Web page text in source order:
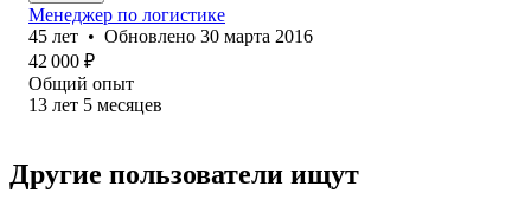
Менеджер по логистике
45 лет • Обновлено 30 марта 2016
42 000 ₽
Общий опыт
13 лет 5 месяцев
Другие пользователи ищут